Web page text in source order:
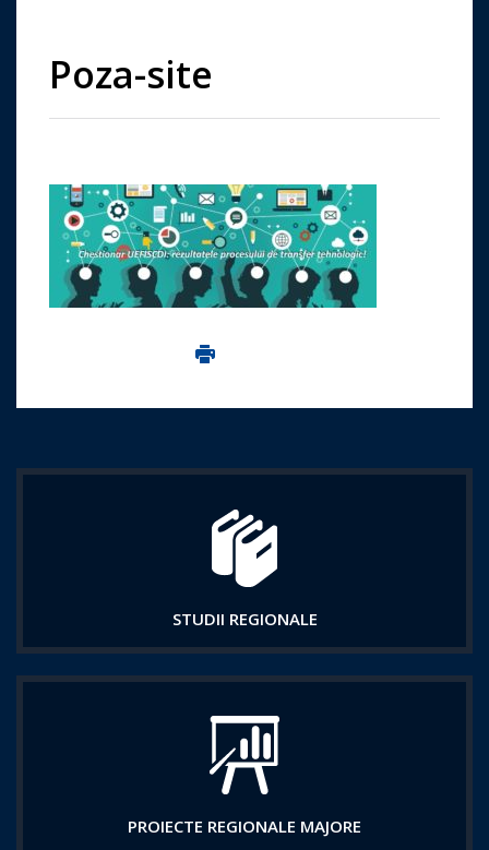
Poza-site
Imprima aceasta pagina
STUDII REGIONALE
PROIECTE REGIONALE MAJORE